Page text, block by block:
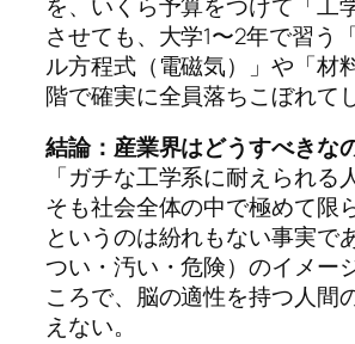
させても、大学1〜2年で習う
ル方程式（電磁気）」や「材
階で確実に全員落ちこぼれて
結論：産業界はどうすべきな
「ガチな工学系に耐えられる
そも社会全体の中で極めて限
というのは紛れもない事実で
つい・汚い・危険）のイメー
ころで、脳の適性を持つ人間
えない。